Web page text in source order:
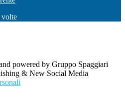
volte
powered by Gruppo Spaggiari
& New Social Media